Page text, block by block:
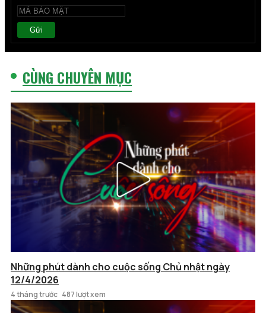
Gửi
CÙNG CHUYÊN MỤC
Những phút dành cho cuộc sống Chủ nhật ngày
12/4/2026
4 tháng trước 487 lượt xem